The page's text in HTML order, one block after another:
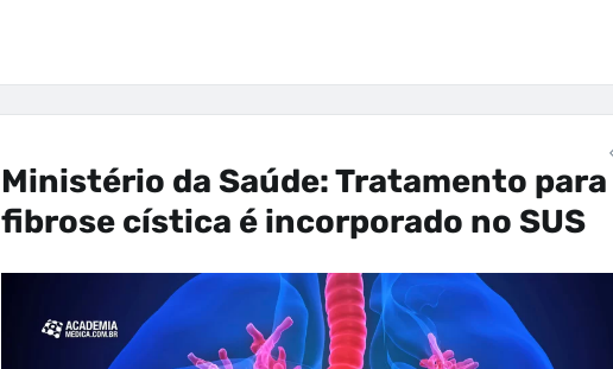
Ministério da Saúde: Tratamento para
fibrose cística é incorporado no SUS